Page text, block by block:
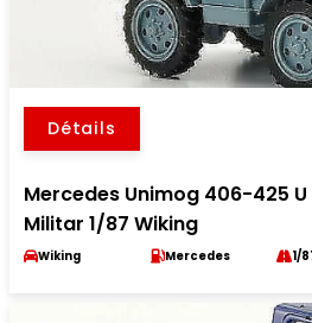
Détails
Mercedes Unimog 406-425 U
Militar 1/87 Wiking
Wiking Mercedes 1/